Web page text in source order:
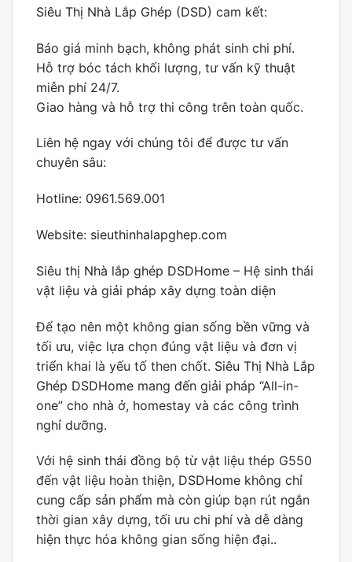
Siêu Thị Nhà Lắp Ghép (DSD) cam kết:
Báo giá minh bạch, không phát sinh chi phí.
Hỗ trợ bóc tách khối lượng, tư vấn kỹ thuật
miễn phí 24/7.
Giao hàng và hỗ trợ thi công trên toàn quốc.
Liên hệ ngay với chúng tôi để được tư vấn
chuyên sâu:
Hotline: 0961.569.001
Website: sieuthinhalapghep.com
Siêu thị Nhà lắp ghép DSDHome – Hệ sinh thái
vật liệu và giải pháp xây dựng toàn diện
Để tạo nên một không gian sống bền vững và
tối ưu, việc lựa chọn đúng vật liệu và đơn vị
triển khai là yếu tố then chốt. Siêu Thị Nhà Lắp
Ghép DSDHome mang đến giải pháp “All-in-
one” cho nhà ở, homestay và các công trình
nghỉ dưỡng.
Với hệ sinh thái đồng bộ từ vật liệu thép G550
đến vật liệu hoàn thiện, DSDHome không chỉ
cung cấp sản phẩm mà còn giúp bạn rút ngắn
thời gian xây dựng, tối ưu chi phí và dễ dàng
hiện thực hóa không gian sống hiện đại..